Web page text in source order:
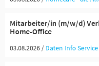
Mitarbeiter/in (m/w/d)
Home-Office
03.08.2026 / Daten Info